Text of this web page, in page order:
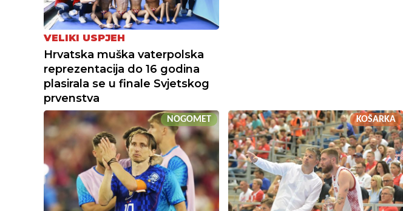
VELIKI USPJEH
Hrvatska muška vaterpolska
reprezentacija do 16 godina
plasirala se u finale Svjetskog
prvenstva
NOGOMET KOŠARKA